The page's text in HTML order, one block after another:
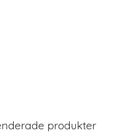
produkter